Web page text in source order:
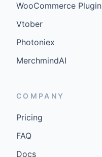
WooCommerce Plugin
Vtober
Photoniex
MerchmindAI
COMPANY
Pricing
FAQ
Docs